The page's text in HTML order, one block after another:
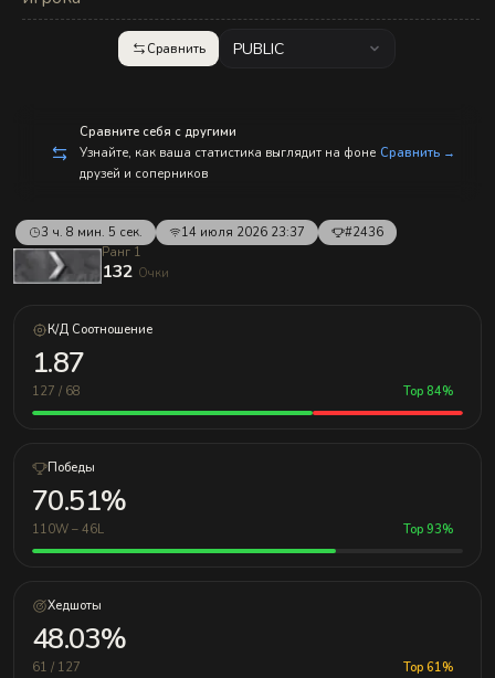
Сравнить PUBLIC
Сравните себя с другими
Узнайте, как ваша статистика выглядит на фоне
друзей и соперников
Сравнить →
3 ч. 8 мин. 5 сек. 14 июля 2026 23:37
#2436
Ранг 1
132 Очки
К/Д Соотношение
1.87
127 / 68 Top 84%
Победы
70.51%
110W – 46L Top 93%
Хедшоты
48.03%
61 / 127 Top 61%